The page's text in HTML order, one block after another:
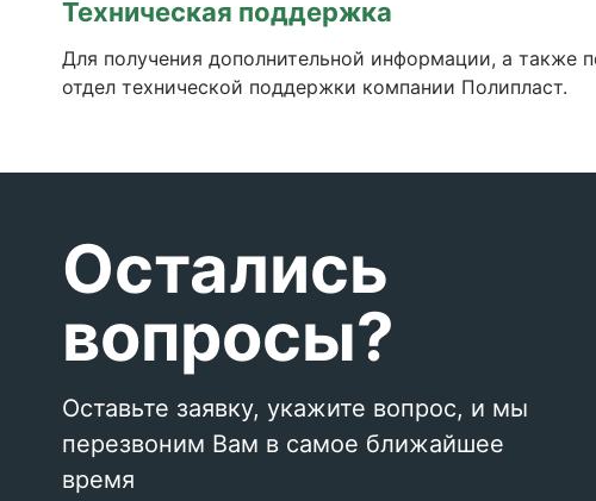
Техническая поддержка
Для получения дополнительной информации, а также
отдел технической поддержки компании Полипласт.
Остались
вопросы?
Оставьте заявку, укажите вопрос, и мы
перезвоним Вам в самое ближайшее
время